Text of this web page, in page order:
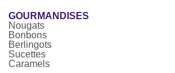
GOURMANDISES
Nougats
Bonbons
Berlingots
Sucettes
Caramels